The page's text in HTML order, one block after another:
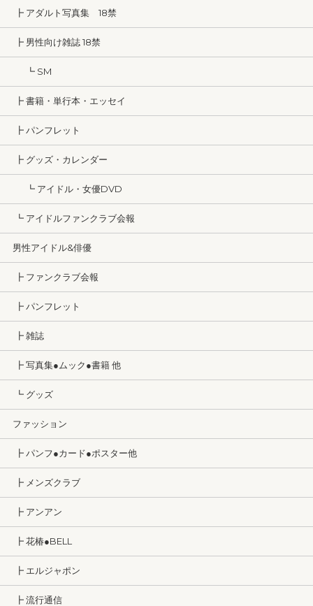
┣ アダルト写真集 18禁
┣ 男性向け雑誌 18禁
┗ SM
┣ 書籍・単行本・エッセイ
┣ パンフレット
┣ グッズ・カレンダー
┗ アイドル・女優DVD
┗ アイドルファンクラブ会報
男性アイドル&俳優
┣ ファンクラブ会報
┣ パンフレット
┣ 雑誌
┣ 写真集●ムック●書籍 他
┗ グッズ
ファッション
┣ パンフ●カード●ポスター他
┣ メンズクラブ
┣ アンアン
┣ 花椿●BELL
┣ エルジャポン
┣ 流行通信